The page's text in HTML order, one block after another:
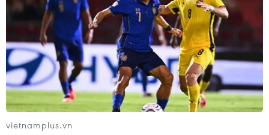
Các chuyên gia lo ngại nếu không có ban quản lý
chung sẽ khó tránh khỏi sự cạnh tranh giữa hai bên
cùng nhiều bất cập từ việc nối dài chuyện ‘ngăn sông
cấm chợ’ tới cạnh tranh điểm đến...
vietnamplus.vn